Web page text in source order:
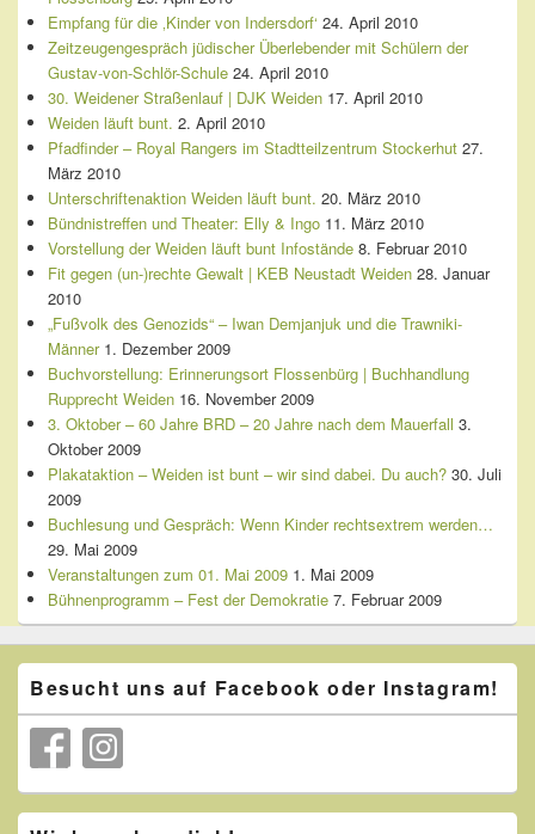
Empfang für die ‚Kinder von Indersdorf‘ 24. April 2010
Zeitzeugengespräch jüdischer Überlebender mit Schülern der
Gustav-von-Schlör-Schule 24. April 2010
30. Weidener Straßenlauf | DJK Weiden 17. April 2010
Weiden läuft bunt. 2. April 2010
Pfadfinder – Royal Rangers im Stadtteilzentrum Stockerhut 27.
März 2010
Unterschriftenaktion Weiden läuft bunt. 20. März 2010
Bündnistreffen und Theater: Elly & Ingo 11. März 2010
Vorstellung der Weiden läuft bunt Infostände 8. Februar 2010
Fit gegen (un-)rechte Gewalt | KEB Neustadt Weiden 28. Januar
2010
„Fußvolk des Genozids“ – Iwan Demjanjuk und die Trawniki-
Männer 1. Dezember 2009
Buchvorstellung: Erinnerungsort Flossenbürg | Buchhandlung
Rupprecht Weiden 16. November 2009
3. Oktober – 60 Jahre BRD – 20 Jahre nach dem Mauerfall 3.
Oktober 2009
Plakataktion – Weiden ist bunt – wir sind dabei. Du auch? 30. Juli
2009
Buchlesung und Gespräch: Wenn Kinder rechtsextrem werden…
29. Mai 2009
Veranstaltungen zum 01. Mai 2009 1. Mai 2009
Bühnenprogramm – Fest der Demokratie 7. Februar 2009
Besucht uns auf Facebook oder Instagram!